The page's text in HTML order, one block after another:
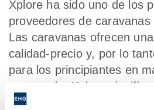
Xplore ha sido uno de los
proveedores de caravanas
Las caravanas ofrecen
calidad-precio y, por lo
para los principiantes en
acampada. Xplore significa
resistente, trabajo de